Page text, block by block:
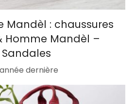
Mandèl : chaussures
Homme Mandèl –
Sandales
dernière